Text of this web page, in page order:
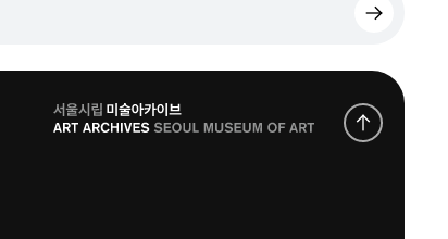
로
고